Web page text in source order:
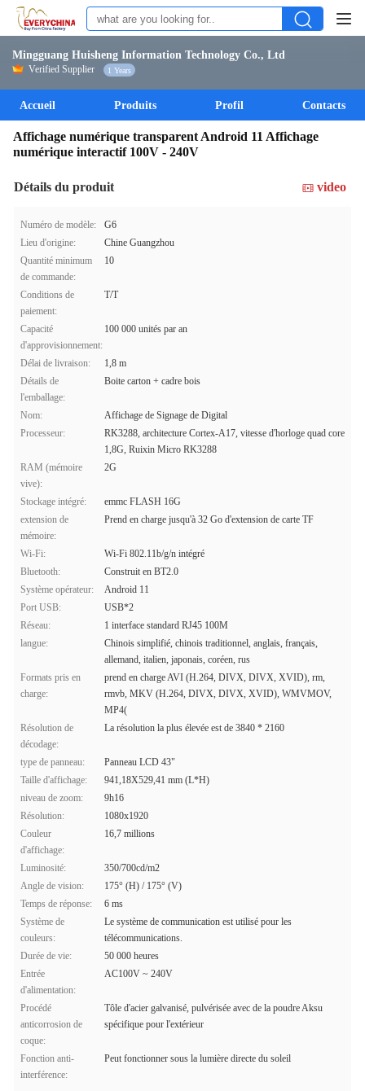
Mingguang Huisheng Information Technology Co., Ltd
Verified Supplier 1 Years
Accueil Produits Profil Contacts
Affichage numérique transparent Android 11 Affichage
numérique interactif 100V - 240V
Détails du produit video
Numéro de modèle:
G6
Lieu d'origine:
Chine Guangzhou
Quantité minimum
de commande:
10
Conditions de
paiement:
T/T
Capacité
d'approvisionnement:
100 000 unités par an
Délai de livraison:
1,8 m
Détails de
l'emballage:
Boite carton + cadre bois
Nom:
Affichage de Signage de Digital
Processeur:
RK3288, architecture Cortex-A17, vitesse d'horloge quad core
1,8G, Ruixin Micro RK3288
RAM (mémoire
vive):
2G
Stockage intégré:
emmc FLASH 16G
extension de
mémoire:
Prend en charge jusqu'à 32 Go d'extension de carte TF
Wi-Fi:
Wi-Fi 802.11b/g/n intégré
Bluetooth:
Construit en BT2.0
Système opérateur:
Android 11
Port USB:
USB*2
Réseau:
1 interface standard RJ45 100M
langue:
Chinois simplifié, chinois traditionnel, anglais, français,
allemand, italien, japonais, coréen, rus
Formats pris en
charge:
prend en charge AVI (H.264, DIVX, DIVX, XVID), rm,
rmvb, MKV (H.264, DIVX, DIVX, XVID), WMVMOV,
MP4(
Résolution de
décodage:
La résolution la plus élevée est de 3840 * 2160
type de panneau:
Panneau LCD 43"
Taille d'affichage:
941,18X529,41 mm (L*H)
niveau de zoom:
9h16
Résolution:
1080x1920
Couleur
d'affichage:
16,7 millions
Luminosité:
350/700cd/m2
Angle de vision:
175° (H) / 175° (V)
Temps de réponse:
6 ms
Système de
couleurs:
Le système de communication est utilisé pour les
télécommunications.
Durée de vie:
50 000 heures
Entrée
d'alimentation:
AC100V ~ 240V
Procédé
anticorrosion de
coque:
Tôle d'acier galvanisé, pulvérisée avec de la poudre Aksu
spécifique pour l'extérieur
Fonction anti-
interférence:
Peut fonctionner sous la lumière directe du soleil